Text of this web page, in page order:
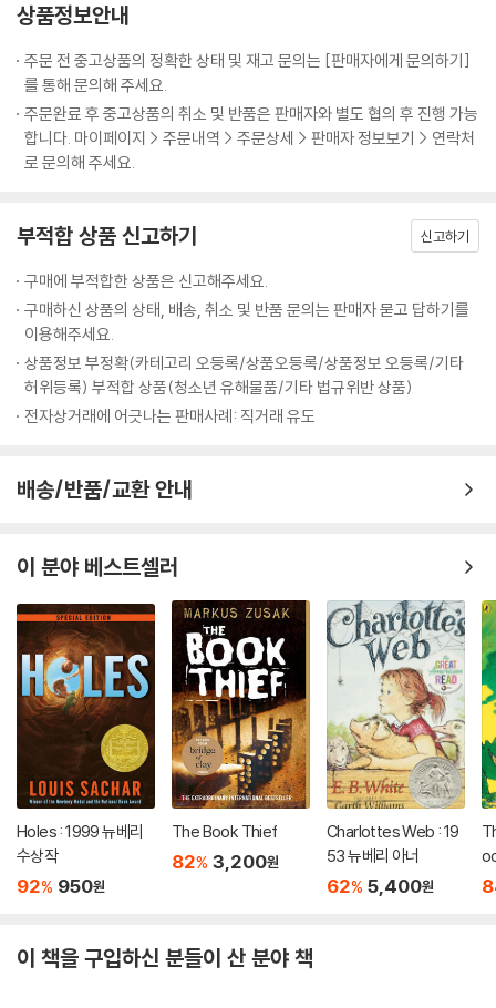
상품정보안내
주문 전 중고상품의 정확한 상태 및 재고 문의는 [판매자에게 문의하기]
를 통해 문의해 주세요.
주문완료 후 중고상품의 취소 및 반품은 판매자와 별도 협의 후 진행 가능
합니다. 마이페이지 > 주문내역 > 주문상세 > 판매자 정보보기 > 연락처
로 문의해 주세요.
부적합 상품 신고하기 신고하기
구매에 부적합한 상품은 신고해주세요.
구매하신 상품의 상태, 배송, 취소 및 반품 문의는 판매자 묻고 답하기를
이용해주세요.
상품정보 부정확(카테고리 오등록/상품오등록/상품정보 오등록/기타
허위등록) 부적합 상품(청소년 유해물품/기타 법규위반 상품)
전자상거래에 어긋나는 판매사례: 직거래 유도
배송/반품/교환 안내
이 분야 베스트셀러
Holes : 1999 뉴베리
수상작
92% 950원
The Book Thief
82% 3,200원
Charlottes Web : 19
53 뉴베리 아너
62% 5,400원
이 책을 구입하신 분들이 산 분야 책